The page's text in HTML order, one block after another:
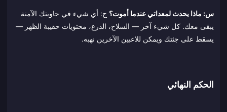
س: ماذا يحدث لمعداتي عندما أموت؟ ج: أي شيء في حاويتك الآمنة
يبقى معك. كل شيء آخر — السلاح، الدرع، محتويات حقيبة الظهر —
يسقط على جثتك ويمكن للاعبين الآخرين نهبه.
الحكم النهائي